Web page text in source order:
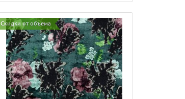
Скидки от объема